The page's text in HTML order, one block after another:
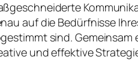
auf die Bedürfnisse
sind. Gemeinsam
und effektive